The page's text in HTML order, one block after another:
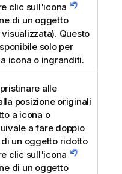
clic sull'icona
di un oggetto
Questo
solo per
icona o ingranditi.
alle
posizione originali
a icona o
a fare doppio
un oggetto ridotto
clic sull'icona
di un oggetto